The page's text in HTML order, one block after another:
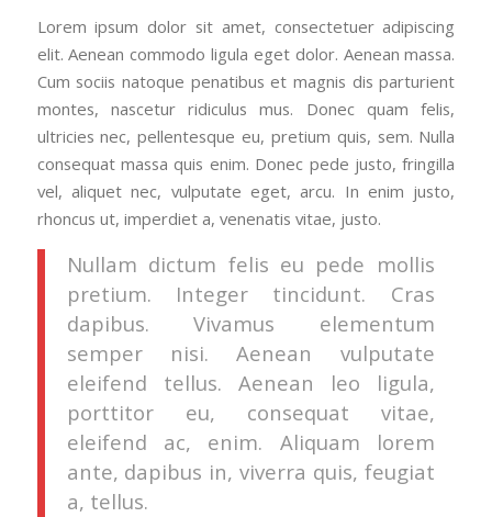
Lorem ipsum dolor sit amet, consectetuer adipiscing
elit. Aenean commodo ligula eget dolor. Aenean massa.
Cum sociis natoque penatibus et magnis dis parturient
montes, nascetur ridiculus mus. Donec quam felis,
ultricies nec, pellentesque eu, pretium quis, sem. Nulla
consequat massa quis enim. Donec pede justo, fringilla
vel, aliquet nec, vulputate eget, arcu. In enim justo,
rhoncus ut, imperdiet a, venenatis vitae, justo.
Nullam dictum felis eu pede mollis
pretium. Integer tincidunt. Cras
dapibus. Vivamus elementum
semper nisi. Aenean vulputate
eleifend tellus. Aenean leo ligula,
porttitor eu, consequat vitae,
eleifend ac, enim. Aliquam lorem
ante, dapibus in, viverra quis, feugiat
a, tellus.